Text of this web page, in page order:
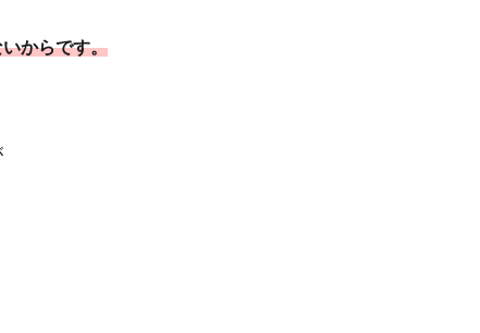
からです。